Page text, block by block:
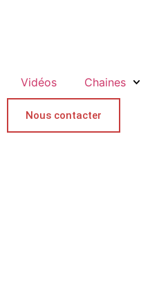
Vidéos Chaines
Nous contacter